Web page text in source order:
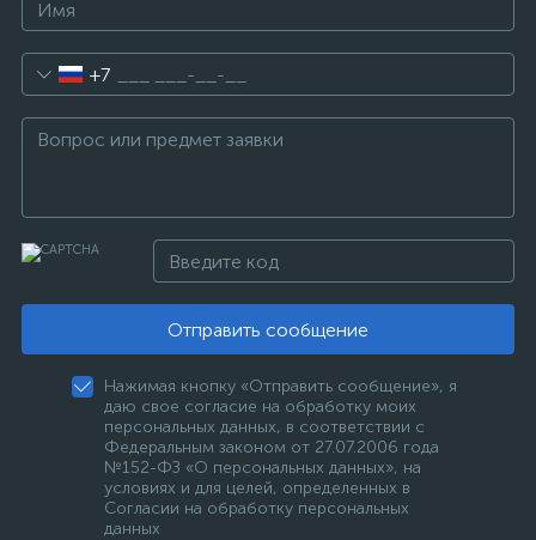
+7
Отправить сообщение
Нажимая кнопку «Отправить сообщение», я
даю свое согласие на обработку моих
персональных данных, в соответствии с
Федеральным законом от 27.07.2006 года
№152-ФЗ «О персональных данных», на
условиях и для целей, определенных в
Согласии на обработку персональных
данных